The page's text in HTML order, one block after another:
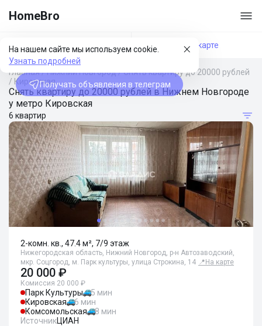
HomeBro
На нашем сайте мы используем cookie.
Узнать подробней
Получать объявления в телеграм
Фильтры На карте
Главная/Нижний Новгород/Снять квартиру до 20000 рублей
/ Кировская
Снять квартиру до 20000 рублей в Нижнем Новгороде
у метро Кировская
6 квартир
2-комн. кв., 47.4 м², 7/9 этаж
Нижегородская область, Нижний Новгород, р-н Автозаводский,
мкр. Соцгород, м. Парк культуры, улица Строкина, 14 📍 На карте
20 000 ₽
Комиссия 20 000 ₽
Парк Культуры
5 мин
Кировская
6 мин
Комсомольская
8 мин
ИсточникЦИАН